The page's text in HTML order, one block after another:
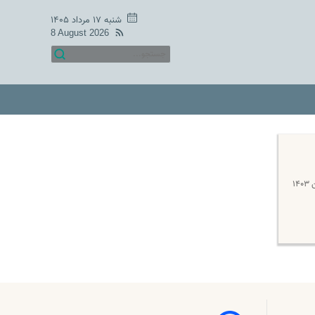
شنبه ۱۷ مرداد ۱۴۰۵
8 August 2026